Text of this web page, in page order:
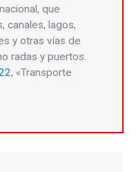
que
canales, lagos,
y otras vías de
radas y puertos.
, «Transporte